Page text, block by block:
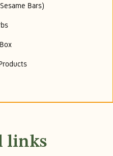
Bars)
links